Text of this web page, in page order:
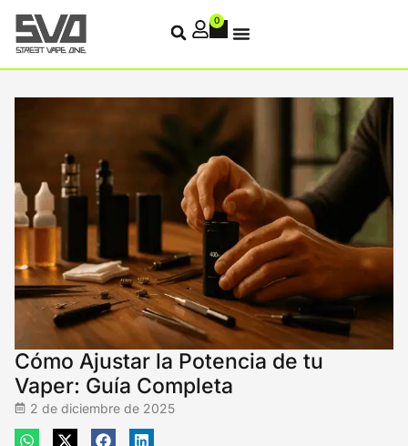
0
Cómo Ajustar la Potencia de tu
Vaper: Guía Completa
2 de diciembre de 2025